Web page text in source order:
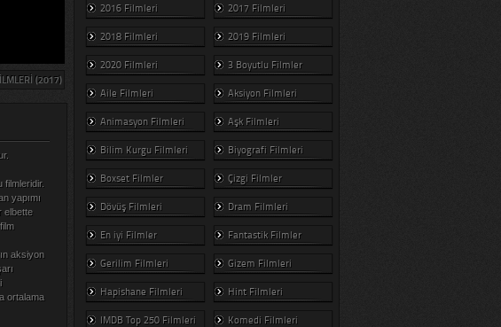
(2017)
filmleridir.
yapımı
elbette
aksiyon
ortalama
2016 Filmleri 2017 Filmleri
2018 Filmleri 2019 Filmleri
2020 Filmleri 3 Boyutlu Filmler
Aile Filmleri Aksiyon Filmleri
Animasyon Filmleri Aşk Filmleri
Bilim Kurgu Filmleri Biyografi Filmleri
Boxset Filmler Çizgi Filmler
Dövüş Filmleri Dram Filmleri
En iyi Filmler Fantastik Filmler
Gerilim Filmleri Gizem Filmleri
Hapishane Filmleri Hint Filmleri
IMDB Top 250 Filmleri Komedi Filmleri